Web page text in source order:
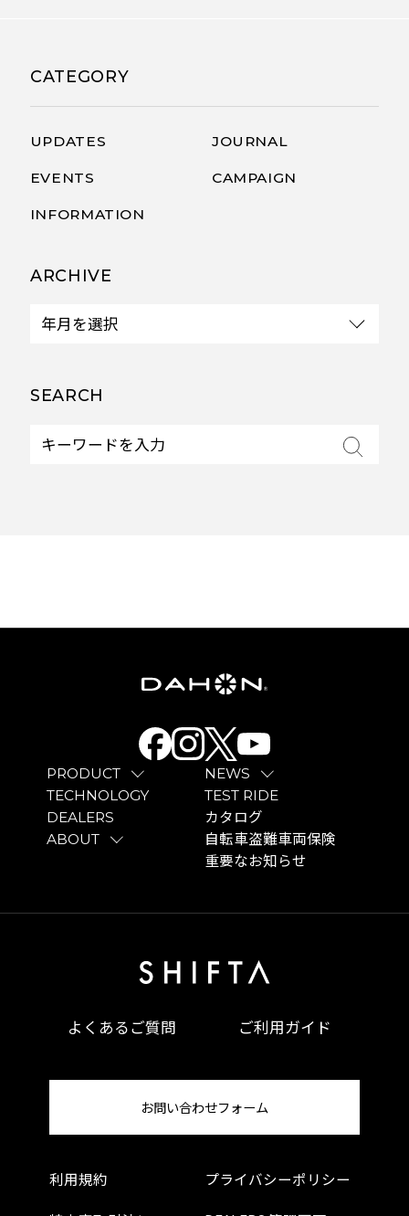
CATEGORY
UPDATES JOURNAL
EVENTS CAMPAIGN
INFORMATION
ARCHIVE
SEARCH
PRODUCT
TECHNOLOGY
DEALERS
ABOUT
NEWS
TEST RIDE
カタログ
自転車盗難車両保険
重要なお知らせ
よくあるご質問 ご利用ガイド
利用規約 プライバシーポリシー
お問い合わせフォーム